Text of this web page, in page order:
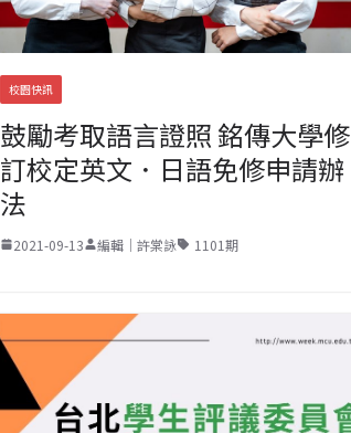
校園快訊
鼓勵考取語言證照 銘傳大學修
訂校定英文．日語免修申請辦
法
2021-09-13 編輯｜許棠詠 1101期